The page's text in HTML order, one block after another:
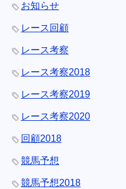
お知らせ
レース回顧
レース考察
レース考察2018
レース考察2019
レース考察2020
回顧2018
競馬予想
競馬予想2018